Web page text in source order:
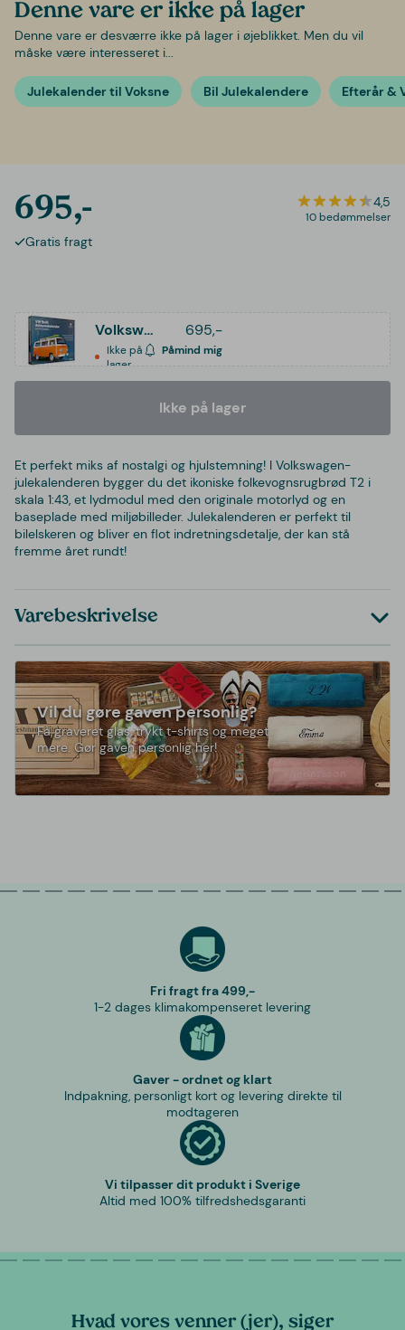
Denne vare er ikke på lager
Denne vare er desværre ikke på lager i øjeblikket. Men du vil
måske være interesseret i...
Julekalender til Voksne Bil Julekalendere Efterår &
695,- 4,5
10 bedømmelser
Gratis fragt
Volkswagen Bulli T2 Adventskalender
695,-
Ikke på
lager
Påmind mig
Ikke på lager
Et perfekt miks af nostalgi og hjulstemning! I Volkswagen-
julekalenderen bygger du det ikoniske folkevognsrugbrød T2 i
skala 1:43, et lydmodul med den originale motorlyd og en
baseplade med miljøbilleder. Julekalenderen er perfekt til
bilelskeren og bliver en flot indretningsdetalje, der kan stå
fremme året rundt!
Varebeskrivelse
Vil du gøre gaven personlig?
Få graveret glas, trykt t-shirts og meget
mere. Gør gaven personlig her!
Fri fragt fra 499,-
1-2 dages klimakompenseret levering
Gaver - ordnet og klart
Indpakning, personligt kort og levering direkte til
modtageren
Vi tilpasser dit produkt i Sverige
Altid med 100% tilfredshedsgaranti
Hvad vores venner (jer), siger